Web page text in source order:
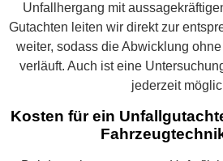
Unfallhergang mit
Gutachten leiten wir direkt zur
weiter, sodass die Abwicklung
verläuft. Auch ist eine
jederzeit
Kosten für ein